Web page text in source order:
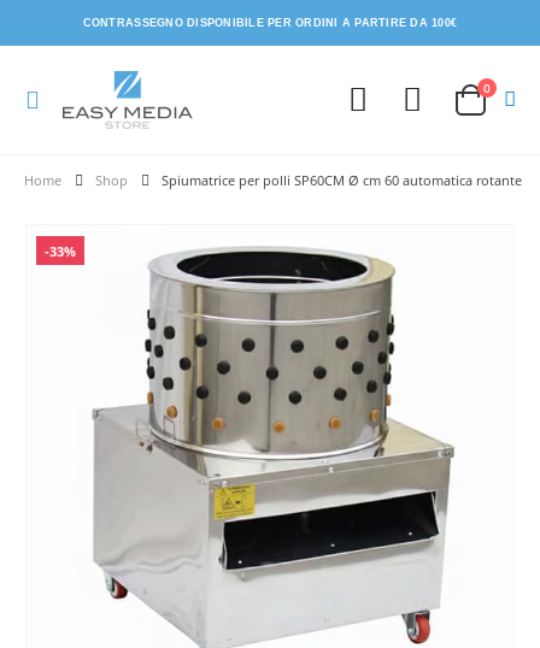
CONTRASSEGNO DISPONIBILE PER ORDINI A PARTIRE DA 100€
0
Shop Spiumatrice per polli SP60CM Ø cm 60 automatica rotante
-33%